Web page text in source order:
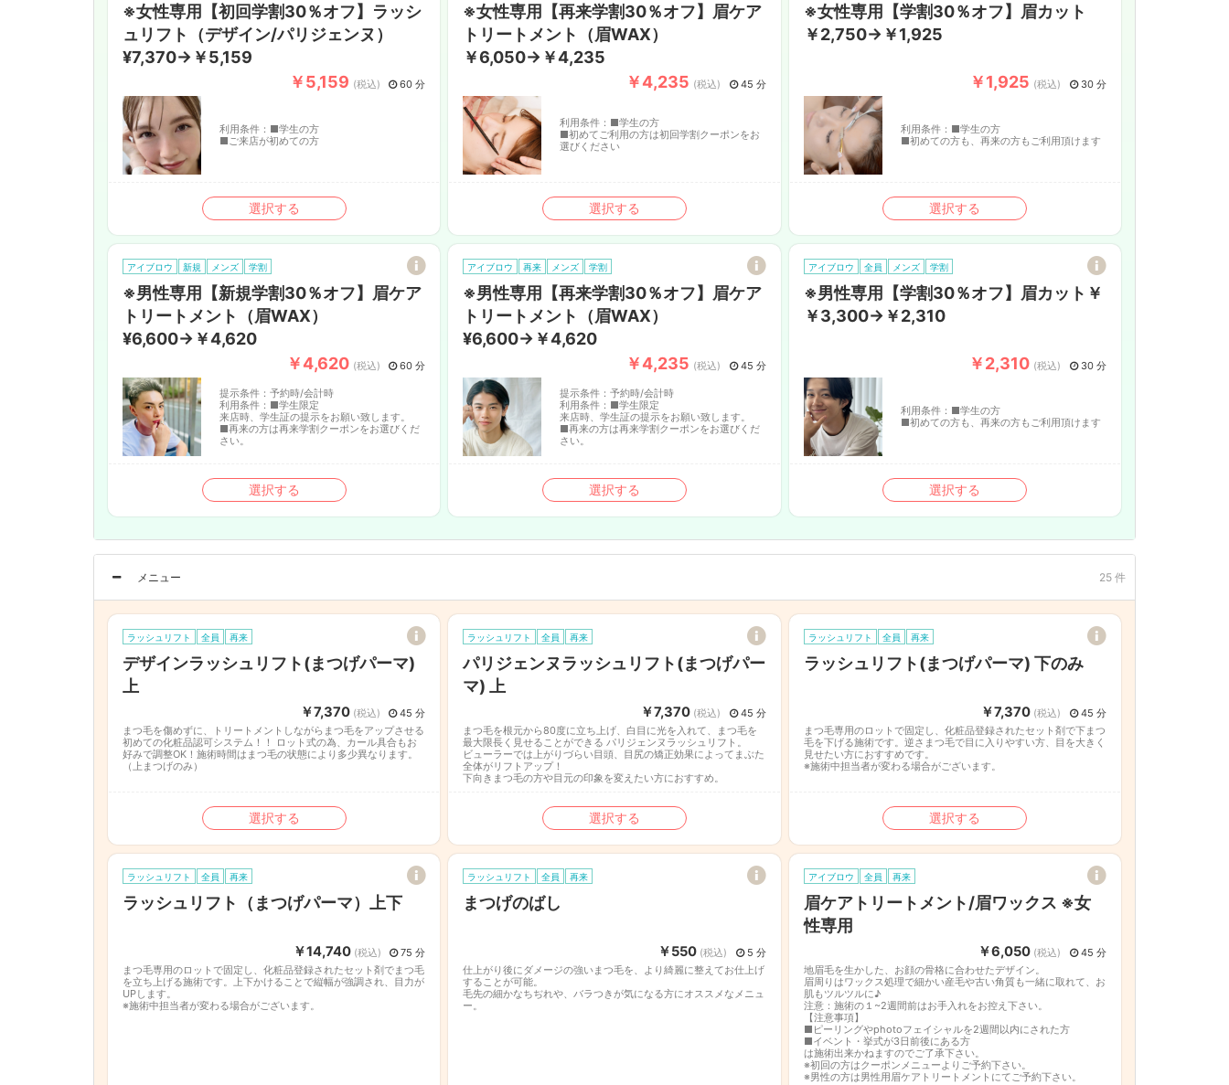
※女性専用【初回学割30％オフ】ラッシ
ュリフト（デザイン/パリジェンヌ）
¥7,370→￥5,159
￥5,159 (税込) 60 分
利用条件： ■学生の方
■ご来店が初めての方
選択する
※女性専用【再来学割30％オフ】眉ケア
トリートメント（眉WAX）
￥6,050→￥4,235
￥4,235 (税込) 45 分
利用条件： ■学生の方
■初めてご利用の方は初回学割クーポンをお
選びください
選択する
※女性専用【学割30％オフ】眉カット
￥2,750→￥1,925
￥1,925 (税込) 30 分
利用条件： ■学生の方
■初めての方も、再来の方もご利用頂けます
選択する
アイブロウ 新規 メンズ 学割
※男性専用【新規学割30％オフ】眉ケア
トリートメント（眉WAX）
¥6,600→￥4,620
￥4,620 (税込) 60 分
提示条件：予約時/会計時
利用条件： ■学生限定
来店時、学生証の提示をお願い致します。
■再来の方は再来学割クーポンをお選びくだ
さい。
選択する
アイブロウ 再来 メンズ 学割
※男性専用【再来学割30％オフ】眉ケア
トリートメント（眉WAX）
¥6,600→￥4,620
￥4,235 (税込) 45 分
提示条件：予約時/会計時
利用条件： ■学生限定
来店時、学生証の提示をお願い致します。
■再来の方は再来学割クーポンをお選びくだ
さい。
選択する
アイブロウ 全員 メンズ 学割
※男性専用【学割30％オフ】眉カット￥
￥3,300→￥2,310
￥2,310 (税込) 30 分
利用条件： ■学生の方
■初めての方も、再来の方もご利用頂けます
選択する
メニュー 25 件
ラッシュリフト 全員 再来
デザインラッシュリフト(まつげパーマ)
上
￥7,370 (税込)
45 分
まつ毛を傷めずに、トリートメントしながらまつ毛をアップさせる
初めての化粧品認可システム！！ ロット式の為、カール具合もお
好みで調整OK！施術時間はまつ毛の状態により多少異なります。
（上まつげのみ）
選択する
ラッシュリフト 全員 再来
パリジェンヌラッシュリフト(まつげパー
マ) 上
￥7,370 (税込)
45 分
まつ毛を根元から80度に立ち上げ、白目に光を入れて、まつ毛を
最大限長く見せることができる パリジェンヌラッシュリフト。
ビューラーでは上がりづらい目頭、目尻の矯正効果によってまぶた
全体がリフトアップ！
下向きまつ毛の方や目元の印象を変えたい方におすすめ。
選択する
ラッシュリフト 全員 再来
ラッシュリフト(まつげパーマ) 下のみ
￥7,370 (税込)
45 分
まつ毛専用のロットで固定し、化粧品登録されたセット剤で下まつ
毛を下げる施術です。逆さまつ毛で目に入りやすい方、目を大きく
見せたい方におすすめです。
※施術中担当者が変わる場合がございます。
選択する
ラッシュリフト 全員 再来
ラッシュリフト（まつげパーマ）上下
￥14,740 (税込)
75 分
まつ毛専用のロットで固定し、化粧品登録されたセット剤でまつ毛
を立ち上げる施術です。上下かけることで縦幅が強調され、目力が
UPします。
※施術中担当者が変わる場合がございます。
ラッシュリフト 全員 再来
まつげのばし
￥550 (税込)
5 分
仕上がり後にダメージの強いまつ毛を、より綺麗に整えてお仕上げ
することが可能。
毛先の細かなちぢれや、バラつきが気になる方にオススメなメニュ
ー。
アイブロウ 全員 再来
眉ケアトリートメント/眉ワックス ※女
性専用
￥6,050 (税込)
45 分
地眉毛を生かした、お顔の骨格に合わせたデザイン。
眉周りはワックス処理で細かい産毛や古い角質も一緒に取れて、お
肌もツルツルに♪
注意：施術の１~2週間前はお手入れをお控え下さい。
【注意事項】
■ピーリングやphotoフェイシャルを2週間以内にされた方
■イベント・挙式が3日前後にある方
は施術出来かねますのでご了承下さい。
※初回の方はクーポンメニューよりご予約下さい。
※男性の方は男性用眉ケアトリートメントにてご予約下さい。